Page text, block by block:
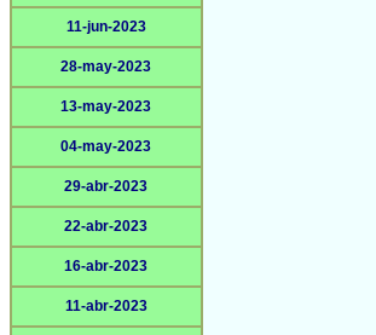
11-jun-2023
28-may-2023
13-may-2023
04-may-2023
29-abr-2023
22-abr-2023
16-abr-2023
11-abr-2023